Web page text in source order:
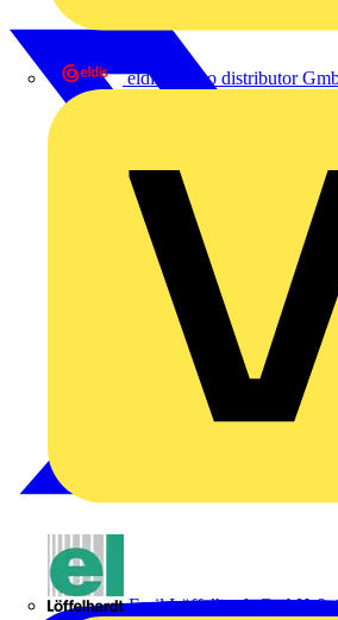
eldis electro distributor
Emil Löffelhardt GmbH &